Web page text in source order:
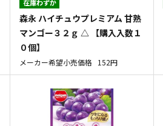
在庫わずか
森永 ハイチュウプレミアム 甘熟
マンゴー３２ｇ △ 【購入入数１
０個】
メーカー希望小売価格 152円